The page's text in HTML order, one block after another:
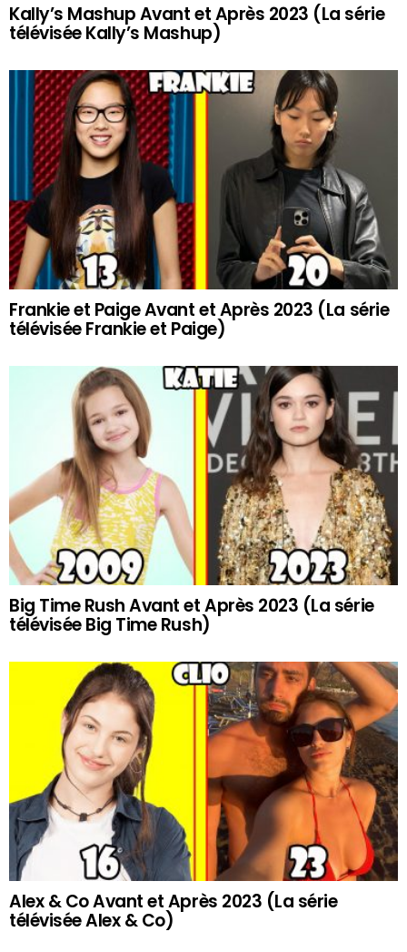
Kally’s Mashup Avant et Après 2023 (La série
télévisée Kally’s Mashup)
Frankie et Paige Avant et Après 2023 (La série
télévisée Frankie et Paige)
Big Time Rush Avant et Après 2023 (La série
télévisée Big Time Rush)
Alex & Co Avant et Après 2023 (La série
télévisée Alex & Co)